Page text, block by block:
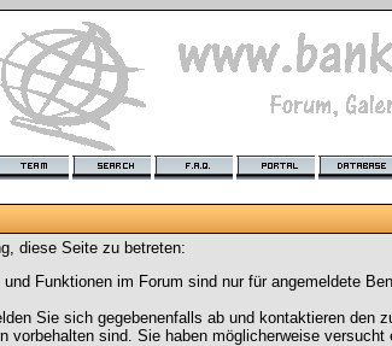
diese Seite zu betreten:
Funktionen im Forum sind nur für angemeldete
Sie sich gegebenenfalls ab und kontaktieren den
vorbehalten sind. Sie haben möglicherweise